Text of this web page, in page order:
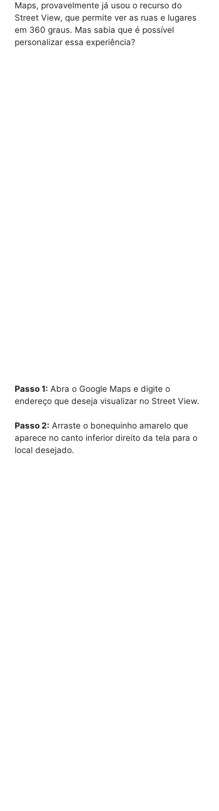
Maps, provavelmente já usou o recurso do
Street View, que permite ver as ruas e lugares
em 360 graus. Mas sabia que é possível
personalizar essa experiência?
Passo 1: Abra o Google Maps e digite o
endereço que deseja visualizar no Street View.
Passo 2: Arraste o bonequinho amarelo que
aparece no canto inferior direito da tela para o
local desejado.